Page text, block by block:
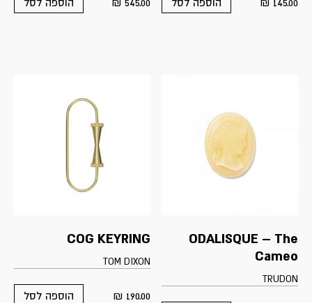
ODALISQUE – The
Cameo
TRUDON
COG KEYRING
TOM DIXON
190.00
₪ הוספה לסל